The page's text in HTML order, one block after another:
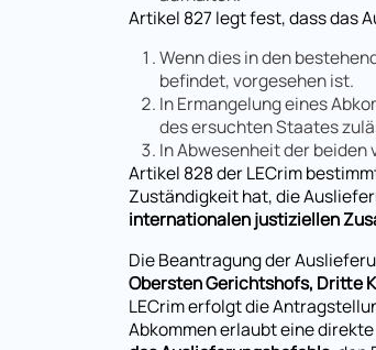
Artikel 827 legt fest, dass das
Wenn dies in den
befindet, vorgesehen ist.
In Ermangelung eines
des ersuchten Staates
In Abwesenheit der
Artikel 828 der LECrim
Zuständigkeit hat, die
internationalen justiziellen
Die Beantragung der
Obersten Gerichtshofs, Dritte
LECrim erfolgt die
Abkommen erlaubt eine